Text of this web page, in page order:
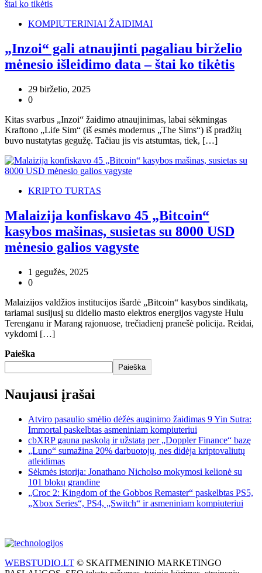
KOMPIUTERINIAI ŽAIDIMAI
„Inzoi“ gali atnaujinti pagaliau birželio
mėnesio išleidimo data – štai ko tikėtis
29 birželio, 2025
0
Kitas svarbus „Inzoi“ žaidimo atnaujinimas, labai sėkmingas
Kraftono „Life Sim“ (iš esmės modernus „The Sims“) iš pradžių
buvo nustatytas gegužę. Tačiau jis vis atstumtas, tiek, […]
KRIPTO TURTAS
Malaizija konfiskavo 45 „Bitcoin“
kasybos mašinas, susietas su 8000 USD
mėnesio galios vagyste
1 gegužės, 2025
0
Malaizijos valdžios institucijos išardė „Bitcoin“ kasybos sindikatą,
tariamai susijusį su didelio masto elektros energijos vagyste Hulu
Terenganu ir Marang rajonuose, trečiadienį pranešė policija. Reidai,
vykdomi […]
Paieška
Paieška
Naujausi įrašai
Atviro pasaulio smėlio dėžės auginimo žaidimas 9 Yin Sutra:
Immortal paskelbtas asmeniniam kompiuteriui
cbXRP gauna paskolą ir užstatą per „Doppler Finance“ bazę
„Luno“ sumažina 20% darbuotojų, nes didėja kriptovaliutų
atleidimas
Sėkmės istorija: Jonathano Nicholso mokymosi kelionė su
101 blokų grandine
„Croc 2: Kingdom of the Gobbos Remaster“ paskelbtas PS5,
„Xbox Series“, PS4, „Switch“ ir asmeniniam kompiuteriui
WEBSTUDIO.LT © SKAITMENINIO MARKETINGO